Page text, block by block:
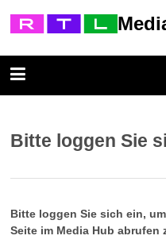
Bitte loggen Sie
Bitte loggen Sie sich ein,
Seite im Media Hub abrufen